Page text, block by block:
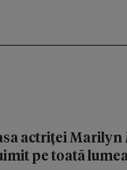
actriței
pe toată lumea